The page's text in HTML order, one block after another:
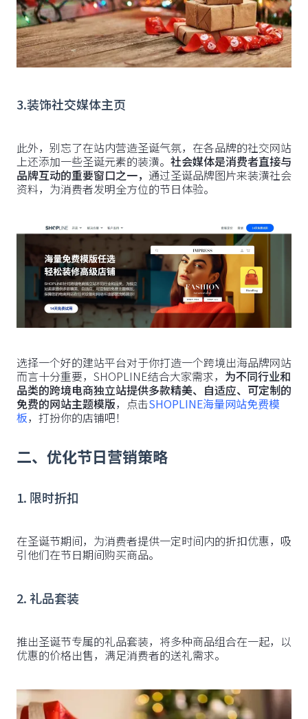
3.装饰社交媒体主页
此外，别忘了在站内营造圣诞气氛，在各品牌的社交网站
上还添加一些圣诞元素的装潢。 社会媒体是消费者直接与
品牌互动的重要窗口之一， 通过圣诞品牌图片来装潢社会
资料，为消费者发明全方位的节日体验。
选择一个好的建站平台对于你打造一个跨境出海品牌网站
而言十分重要，SHOPLINE结合大家需求， 为不同行业和
品类的跨境电商独立站提供多款精美、自适应、可定制的
免费的网站主题模版，点击SHOPLINE海量网站免费模
板，打扮你的店铺吧！
二、优化节日营销策略
1. 限时折扣
在圣诞节期间，为消费者提供一定时间内的折扣优惠，吸
引他们在节日期间购买商品。
2. 礼品套装
推出圣诞节专属的礼品套装，将多种商品组合在一起，以
优惠的价格出售，满足消费者的送礼需求。